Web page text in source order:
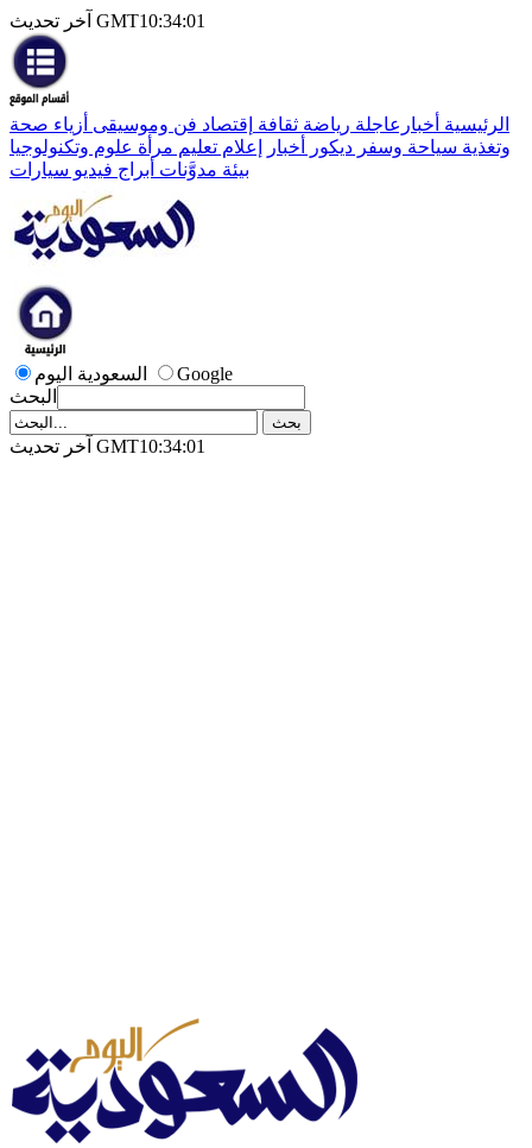
آخر تحديث GMT10:34:01
الرئيسية أخبارعاجلة رياضة ثقافة إقتصاد فن وموسيقى أزياء صحة
وتغذية سياحة وسفر ديكور أخبار إعلام تعليم مرأة علوم وتكنولوجيا
بيئة مدوَّنات أبراج فيديو سيارات
السعودية اليوم
Google
البحث
آخر تحديث GMT10:34:01